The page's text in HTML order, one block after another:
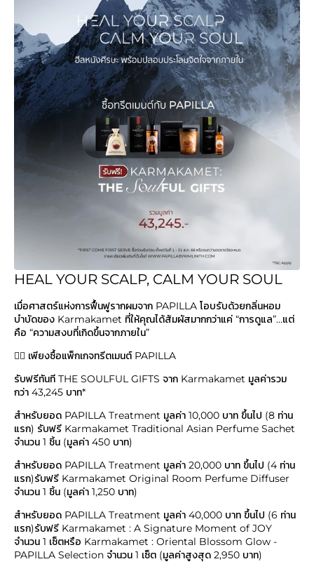
HEAL YOUR SCALP, CALM YOUR SOUL
เมื่อศาสตร์แห่งการฟื้นฟูรากผมจาก PAPILLA โอบรับด้วยกลิ่นหอม
บำบัดของ Karmakamet ที่ให้คุณได้สัมผัสมากกว่าแค่ “การดูแล”...แต่
คือ “ความสงบที่เกิดขึ้นจากภายใน”
💆‍♀️ เพียงซื้อแพ็กเกจทรีตเมนต์ PAPILLA
รับฟรีทันที THE SOULFUL GIFTS จาก Karmakamet มูลค่ารวม
กว่า 43,245 บาท*
สำหรับยอด PAPILLA Treatment มูลค่า 10,000 บาท ขึ้นไป (8 ท่าน
แรก) รับฟรี Karmakamet Traditional Asian Perfume Sachet
จำนวน 1 ชิ้น (มูลค่า 450 บาท)
สำหรับยอด PAPILLA Treatment มูลค่า 20,000 บาท ขึ้นไป (4 ท่าน
แรก)รับฟรี Karmakamet Original Room Perfume Diffuser
จำนวน 1 ชิ้น (มูลค่า 1,250 บาท)
สำหรับยอด PAPILLA Treatment มูลค่า 40,000 บาท ขึ้นไป (6 ท่าน
แรก)รับฟรี Karmakamet : A Signature Moment of JOY
จำนวน 1 เซ็ตหรือ Karmakamet : Oriental Blossom Glow -
PAPILLA Selection จำนวน 1 เซ็ต (มูลค่าสูงสุด 2,950 บาท)